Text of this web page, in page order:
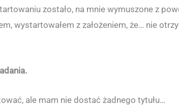
zostało, na mnie wymuszone z
wystartowałem z założeniem, że… nie
ale mam nie dostać żadnego tytułu…